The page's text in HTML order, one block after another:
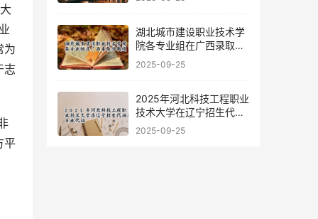
为
志
平
湖北城市建设职业技术学
院各专业组在广西录取分
数线
2025-09-25
2025年河北科技工程职业
技术大学在辽宁招生代码
及专业代码
2025-09-25